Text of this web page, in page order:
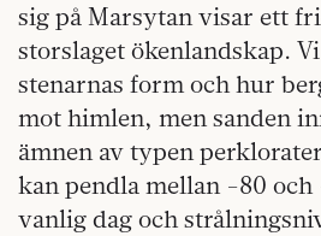
sig på Marsytan visar ett
storslaget ökenlandskap.
stenarnas form och hur
mot himlen, men sanden
ämnen av typen
kan pendla mellan -80 och
vanlig dag och